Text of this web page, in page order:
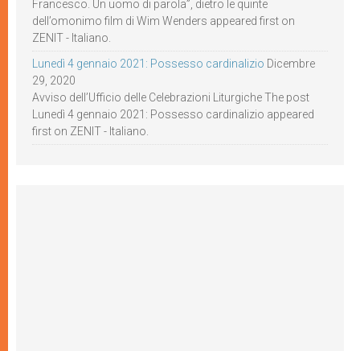
Francesco. Un uomo di parola”, dietro le quinte
dell’omonimo film di Wim Wenders appeared first on
ZENIT - Italiano.
Lunedì 4 gennaio 2021: Possesso cardinalizio Dicembre
29, 2020
Avviso dell’Ufficio delle Celebrazioni Liturgiche The post
Lunedì 4 gennaio 2021: Possesso cardinalizio appeared
first on ZENIT - Italiano.